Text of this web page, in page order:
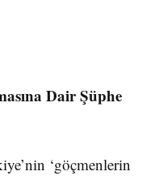
Dair Şüphe
‘göçmenlerin